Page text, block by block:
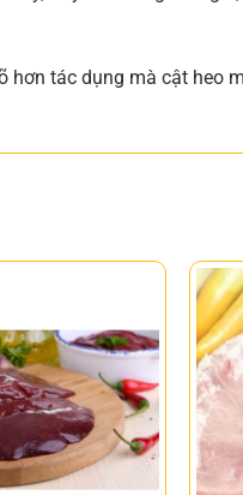
hơn tác dụng mà cật heo